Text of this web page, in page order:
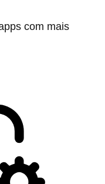
com mais